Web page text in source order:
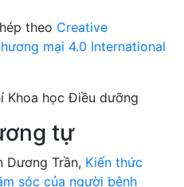
theo Creative
mại 4.0 International
Khoa học Điều dưỡng
tự
Dương Trần, Kiến thức
sóc của người bệnh